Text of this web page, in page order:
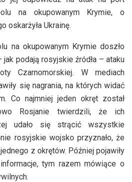
na okupowanym Krymie, o
oskarżyła Ukrainę.
na okupowanym Krymie doszło
podają rosyjskie źródła – ataku
Czarnomorskiej. W mediach
się nagrania, na których widać
Co najmniej jeden okręt został
Rosjanie twierdzili, że ich
udało się strącić wszystkie
rosyjskie wojsko przyznało, że
z okrętów. Później pojawiły
tym razem mówiące o